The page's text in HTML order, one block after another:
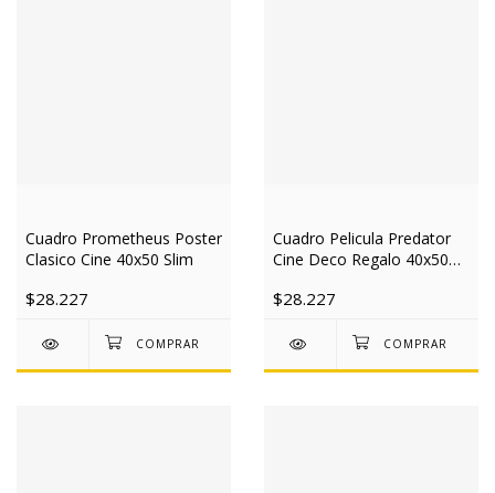
Cuadro Prometheus Poster
Clasico Cine 40x50 Slim
$28.227
Cuadro Pelicula Predator
Cine Deco Regalo 40x50
$28.227